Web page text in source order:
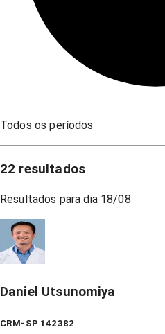
Todos os períodos
22 resultados
Resultados para dia 18/08
Daniel Utsunomiya
CRM-SP 142382